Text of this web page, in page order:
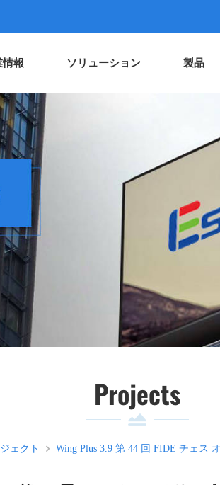
報 ソリューション 製品
Projects
ェクト Wing Plus 3.9 第 44 回 FIDE チェス